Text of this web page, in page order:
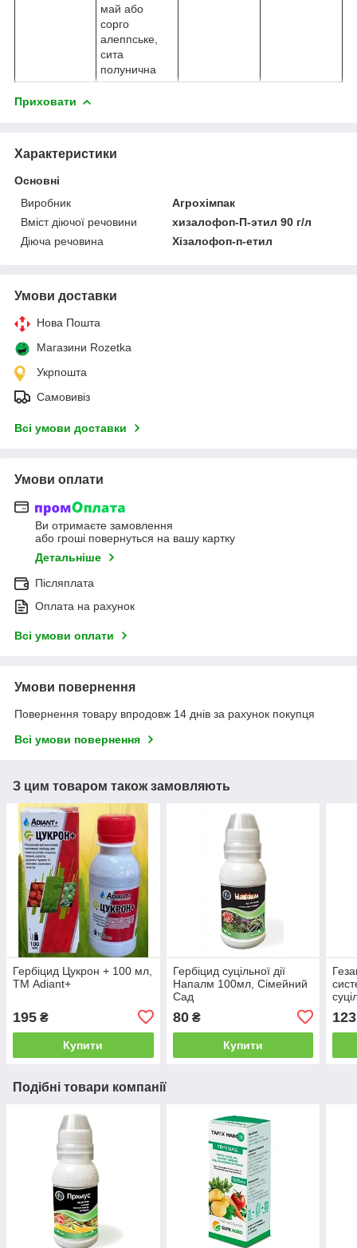
май або
сорго
алеппське,
сита
полунична
Приховати
Характеристики
Основні
Виробник
Агрохімпак
Вміст діючої речовини
хизалофоп-П-этил 90 г/л
Діюча речовина
Хізалофоп-п-етил
Умови доставки
Нова Пошта
Магазини Rozetka
Укрпошта
Самовивіз
Всі умови доставки
Умови оплати
Ви отримаєте замовлення
або гроші повернуться на вашу картку
Детальніше
Післяплата
Оплата на рахунок
Всі умови оплати
Умови повернення
Повернення товару впродовж 14 днів за рахунок покупця
Всі умови повернення
З цим товаром також замовляють
Гербіцид Цукрон + 100 мл,
ТМ Adiant+
195 ₴
Купити
Гербіцид суцільної дії
Напалм 100мл, Сімейний
Сад
80₴
Купити
123
Подібні товари компанії